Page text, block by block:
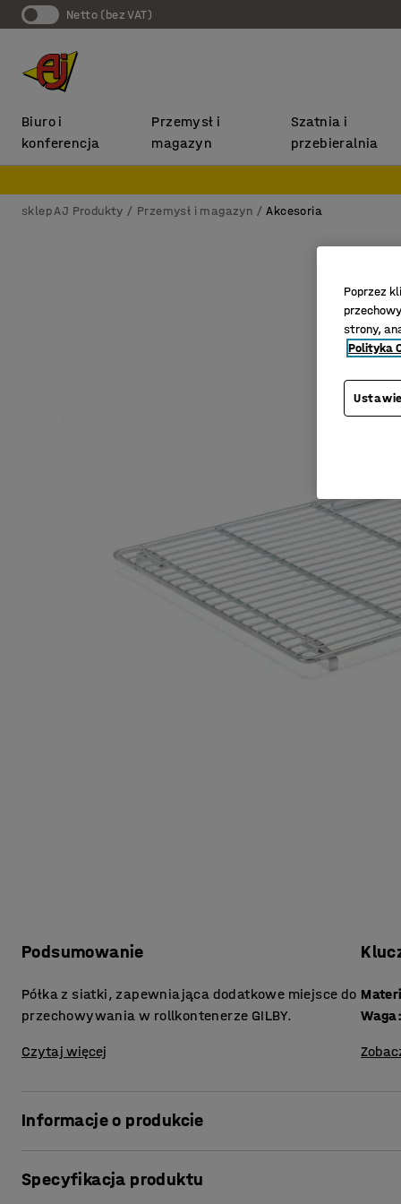
Netto (bez VAT)
Biuro i
konferencja
Przemysł i
magazyn
Szatnia i
przebieralnia
sklep AJ Produkty Przemysł i magazyn Akcesoria
Podsumowanie
Półka z siatki, zapewniająca dodatkowe miejsce do
przechowywania w rollkontenerze GILBY.
Czytaj więcej
Waga:
Informacje o produkcie
Dodanie półki do rollkontenera pozwala stworzyć
Specyfikacja produktu
Poprzez
strony,
Polityka